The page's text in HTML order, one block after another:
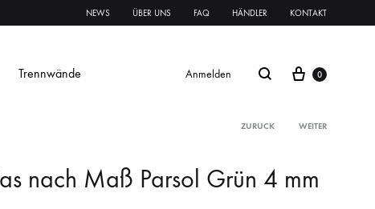
NEWS ÜBER UNS FAQ HÄNDLER KONTAKT
Trennwände Anmelden 0
ZURÜCK WEITER
nach Maß Parsol Grün 4 mm